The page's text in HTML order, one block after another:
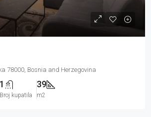
78000, Bosnia and Herzegovina
1
Broj kupatila
39
m2